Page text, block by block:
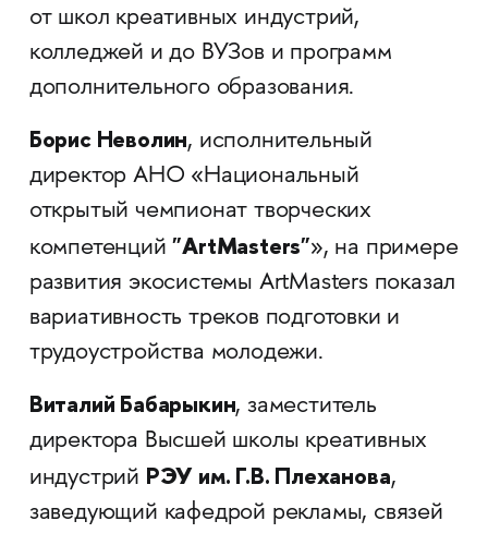
от школ креативных индустрий,
колледжей и до ВУЗов и программ
дополнительного образования.
Борис Неволин, исполнительный
директор АНО «Национальный
открытый чемпионат творческих
компетенций"ArtMasters"», на примере
развития экосистемы ArtMasters показал
вариативность треков подготовки и
трудоустройства молодежи.
Виталий Бабарыкин, заместитель
директора Высшей школы креативных
индустрий РЭУ им. Г.В. Плеханова,
заведующий кафедрой рекламы, связей